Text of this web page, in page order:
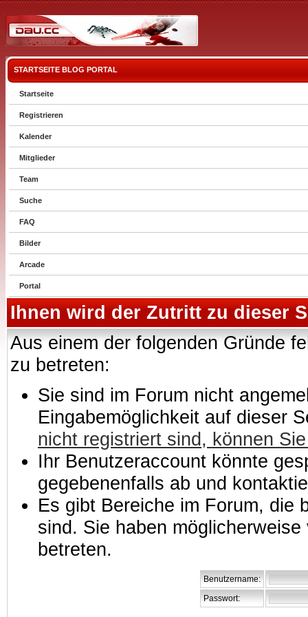
STARTSEITE BLOG PORTAL
Startseite
Registrieren
Kalender
Mitglieder
Team
Suche
FAQ
Bilder
Arcade
Portal
Ihnen wird der Zutritt zu dieser
Aus einem der folgenden Gründe
zu betreten:
Sie sind im Forum nicht
Eingabemöglichkeit auf dieser
nicht registriert sind, können
Ihr Benutzeraccount könnte
gegebenenfalls ab und
Es gibt Bereiche im Forum, die
sind. Sie haben
betreten.
Benutzername:
Passwort: